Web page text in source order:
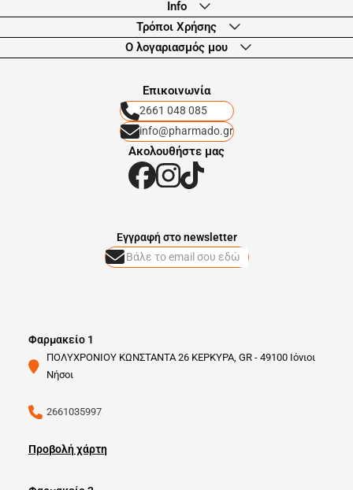
Info
Τρόποι Χρήσης
Ο λογαριασμός μου
Eπικοινωνία
2661 048 085
info@pharmado.gr
Ακολουθήστε μας
Φαρμακείο 1
ΠΟΛΥΧΡΟΝΙΟΥ ΚΩΝΣΤΑΝΤΑ 26 ΚΕΡΚΥΡΑ, GR - 49100 Ιόνιοι
Νήσοι
2661035997
Προβολή χάρτη
Eγγραφή στο newsletter